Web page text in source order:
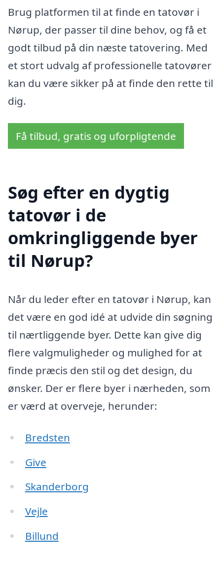
Brug platformen til at finde en tatovør i
Nørup, der passer til dine behov, og få et
godt tilbud på din næste tatovering. Med
et stort udvalg af professionelle tatovører
kan du være sikker på at finde den rette til
dig.
Få tilbud, gratis og uforpligtende
Søg efter en dygtig
tatovør i de
omkringliggende byer
til Nørup?
Når du leder efter en tatovør i Nørup, kan
det være en god idé at udvide din søgning
til nærtliggende byer. Dette kan give dig
flere valgmuligheder og mulighed for at
finde præcis den stil og det design, du
ønsker. Der er flere byer i nærheden, som
er værd at overveje, herunder:
Bredsten
Give
Skanderborg
Vejle
Billund